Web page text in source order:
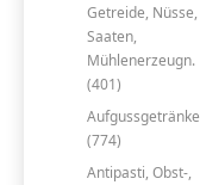
Getreide, Nüsse,
Saaten,
Mühlenerzeugn.
(401)
Aufgussgetränke
(774)
Antipasti, Obst-,